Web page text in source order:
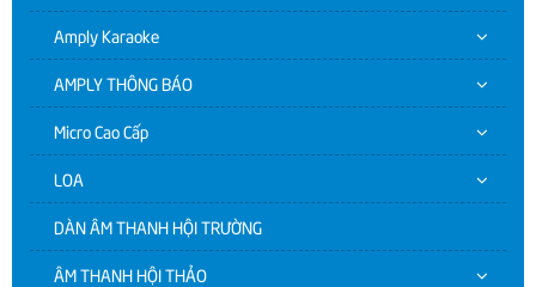
Amply Karaoke
AMPLY THÔNG BÁO
Micro Cao Cấp
LOA
DÀN ÂM THANH HỘI TRƯỜNG
ÂM THANH HỘI THẢO